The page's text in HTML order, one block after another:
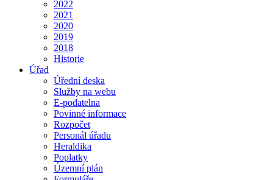
2022
2021
2020
2019
2018
Historie
Úřad
Úřední deska
Služby na webu
E-podatelna
Povinné informace
Rozpočet
Personál úřadu
Heraldika
Poplatky
Územní plán